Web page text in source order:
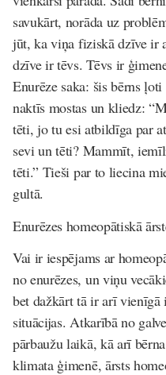
savukārt, norāda uz
jūt, ka viņa fiziskā dzīve ir
dzīve ir tēvs. Tēvs ir
Enurēze saka: šis bērns
naktīs mostas un kliedz:
tēti, jo tu esi atbildīga par
sevi un tēti? Mammīt,
tēti.” Tieši par to liecina
gultā.
Enurēzes homeopātiskā
Vai ir iespējams ar
no enurēzes, un viņu
bet dažkārt tā ir arī
situācijas. Atkarībā no
pārbaužu laikā, kā arī
klimata ģimenē, ārsts